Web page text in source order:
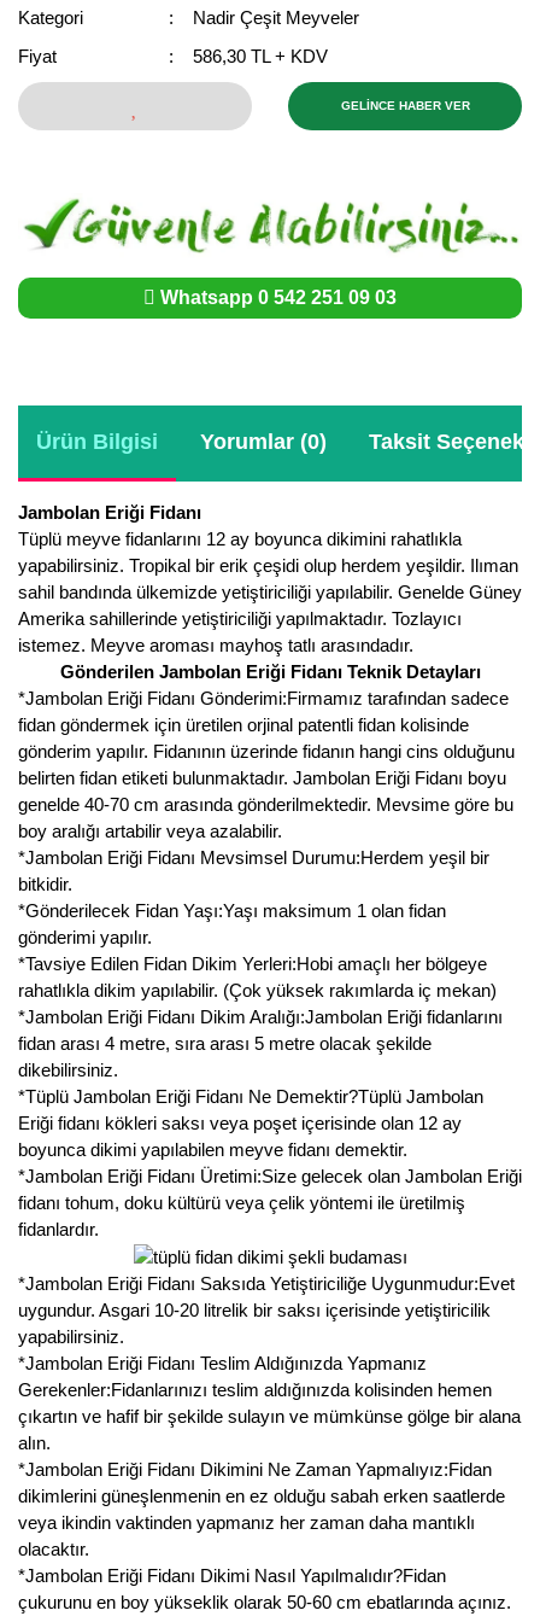
Kategori
Nadir Çeşit Meyveler
Fiyat
586,30 TL + KDV
GELİNCE HABER VER
Whatsapp 0 542 251 09 03
Ürün Bilgisi Yorumlar (0) Taksit
Jambolan Eriği Fidanı
Tüplü meyve fidanlarını 12 ay boyunca dikimini rahatlıkla
yapabilirsiniz. Tropikal bir erik çeşidi olup herdem yeşildir. Ilıman
sahil bandında ülkemizde yetiştiriciliği yapılabilir. Genelde Güney
Amerika sahillerinde yetiştiriciliği yapılmaktadır. Tozlayıcı
istemez. Meyve aroması mayhoş tatlı arasındadır.
Gönderilen Jambolan Eriği Fidanı Teknik Detayları
*Jambolan Eriği Fidanı Gönderimi:Firmamız tarafından sadece
fidan göndermek için üretilen orjinal patentli fidan kolisinde
gönderim yapılır. Fidanının üzerinde fidanın hangi cins olduğunu
belirten fidan etiketi bulunmaktadır. Jambolan Eriği Fidanı boyu
genelde 40-70 cm arasında gönderilmektedir. Mevsime göre bu
boy aralığı artabilir veya azalabilir.
*Jambolan Eriği Fidanı Mevsimsel Durumu:Herdem yeşil bir
bitkidir.
*Gönderilecek Fidan Yaşı:Yaşı maksimum 1 olan fidan
gönderimi yapılır.
*Tavsiye Edilen Fidan Dikim Yerleri:Hobi amaçlı her bölgeye
rahatlıkla dikim yapılabilir. (Çok yüksek rakımlarda iç mekan)
*Jambolan Eriği Fidanı Dikim Aralığı:Jambolan Eriği fidanlarını
fidan arası 4 metre, sıra arası 5 metre olacak şekilde
dikebilirsiniz.
*Tüplü Jambolan Eriği Fidanı Ne Demektir?Tüplü Jambolan
Eriği fidanı kökleri saksı veya poşet içerisinde olan 12 ay
boyunca dikimi yapılabilen meyve fidanı demektir.
*Jambolan Eriği Fidanı Üretimi:Size gelecek olan Jambolan Eriği
fidanı tohum, doku kültürü veya çelik yöntemi ile üretilmiş
fidanlardır.
*Jambolan Eriği Fidanı Saksıda Yetiştiriciliğe Uygunmudur:Evet
uygundur. Asgari 10-20 litrelik bir saksı içerisinde yetiştiricilik
yapabilirsiniz.
*Jambolan Eriği Fidanı Teslim Aldığınızda Yapmanız
Gerekenler:Fidanlarınızı teslim aldığınızda kolisinden hemen
çıkartın ve hafif bir şekilde sulayın ve mümkünse gölge bir alana
alın.
*Jambolan Eriği Fidanı Dikimini Ne Zaman Yapmalıyız:Fidan
dikimlerini güneşlenmenin en ez olduğu sabah erken saatlerde
veya ikindin vaktinden yapmanız her zaman daha mantıklı
olacaktır.
*Jambolan Eriği Fidanı Dikimi Nasıl Yapılmalıdır?Fidan
çukurunu en boy yükseklik olarak 50-60 cm ebatlarında açınız.
Goji Berry Fidanı
Kapari Gebre Otu Fidanı
Keçiboynuzu Fidanı
Kızılcık Fidanı
Kocayemiş Fidanı
Kuşburnu Fidanı
Liçi Fidanı
Longan Fidanı
Malta Eriği Fidanı
Mango Fidanı
Melez Meyveler
Murt Fidanı
Muşmula Fidanı
Muz Fidanı
Nadir Çeşit Meyveler
Nar Fidanı
Narenciye Fidanları
Nektarin Fidanı
Papaya Fidanı
Pepino Fidanı
Şeftali Fidanı
Trabzon Hurması Fidanı
Üzüm Fidanı
Vişne Fidanı